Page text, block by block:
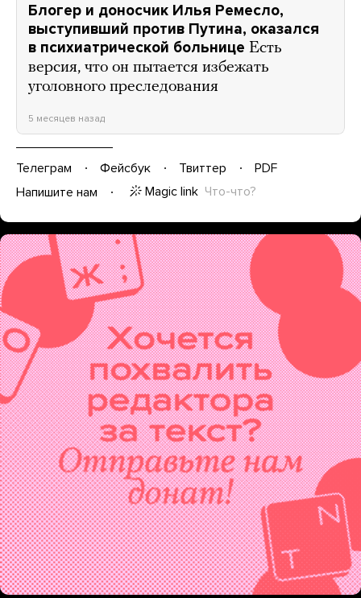
Блогер и доносчик Илья Ремесло,
выступивший против Путина, оказался
в психиатрической больнице Есть
версия, что он пытается избежать
уголовного преследования
5 месяцев назад
Телеграм Фейсбук Твиттер
PDF
Напишите нам
Magic link Что-что?